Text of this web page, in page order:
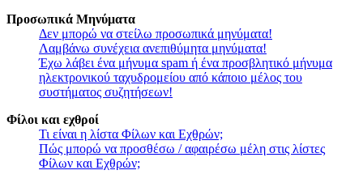
Προσωπικά Μηνύματα
Δεν μπορώ να στείλω προσωπικά μηνύματα!
Λαμβάνω συνέχεια ανεπιθύμητα μηνύματα!
Έχω λάβει ένα μήνυμα spam ή ένα προσβλητικό μήνυμα
ηλεκτρονικού ταχυδρομείου από κάποιο μέλος του
συστήματος συζητήσεων!
Φίλοι και εχθροί
Τι είναι η λίστα Φίλων και Εχθρών;
Πώς μπορώ να προσθέσω / αφαιρέσω μέλη στις λίστες
Φίλων και Εχθρών;